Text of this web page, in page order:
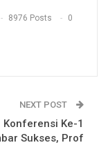
8976 Posts 0
NEXT POST
Konferensi Ke-1
Sukses, Prof